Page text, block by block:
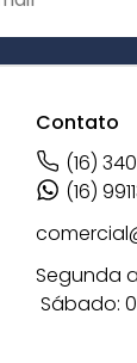
Contato
(16)
(16)
Segunda a
Sábado: